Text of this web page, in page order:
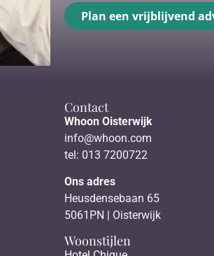
Plan een vrijblijvend
Contact
Whoon Oisterwijk
info@whoon.com
tel: 013 7200722
Ons adres
Heusdensebaan 65
5061PN | Oisterwijk
Woonstijlen